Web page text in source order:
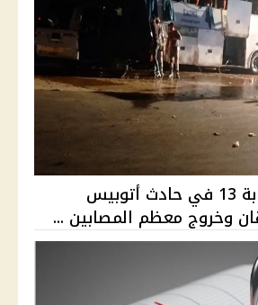
وفاة طفل وإصابة 13 في حادث أتوبيس
وخروج معظم المصابين ...